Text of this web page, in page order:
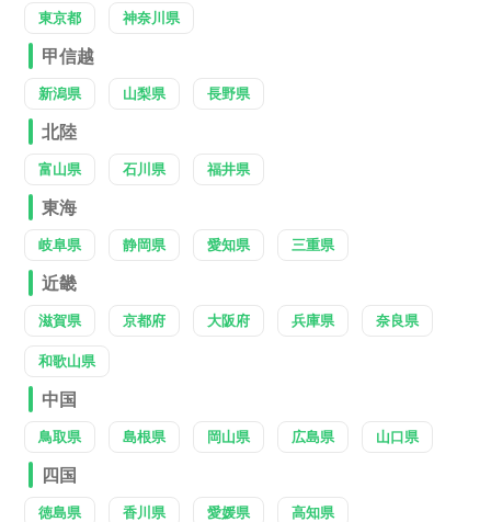
東京都 神奈川県
甲信越
新潟県 山梨県 長野県
北陸
富山県 石川県 福井県
東海
岐阜県 静岡県 愛知県 三重県
近畿
滋賀県 京都府 大阪府 兵庫県 奈良県
和歌山県
中国
鳥取県 島根県 岡山県 広島県 山口県
四国
徳島県 香川県 愛媛県 高知県